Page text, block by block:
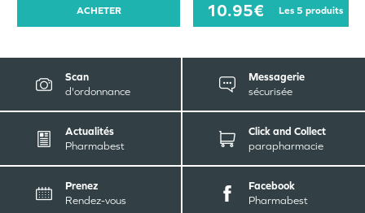
ACHETER 10.95€ les 5 produits
Scan
d'ordonnance
Messagerie
sécurisée
Actualités
Pharmabest
Click and Collect
parapharmacie
Prenez
Rendez-vous
Facebook
Pharmabest